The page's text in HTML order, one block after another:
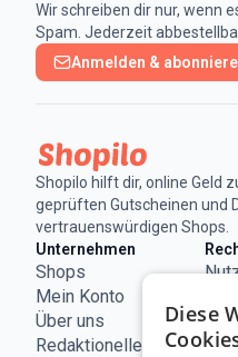
Wir schreiben dir nur, wenn
Spam. Jederzeit
Anmelden &
Shopilo hilft dir, online Geld
geprüften Gutscheinen und
vertrauenswürdigen Shops.
Unternehmen
Shops
Mein Konto
Über uns
Redaktionelle
Diese